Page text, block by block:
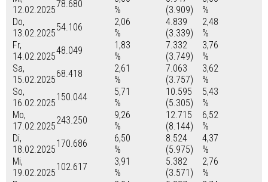
12.02.2025
78.680
%
(3.909)
%
Do,
13.02.2025
54.106
2,06
%
4.839
(3.339)
2,48
%
Fr,
14.02.2025
48.049
1,83
%
7.332
(3.749)
3,76
%
Sa,
15.02.2025
68.418
2,61
%
7.063
(3.757)
3,62
%
So,
16.02.2025
150.044
5,71
%
10.595
(5.305)
5,43
%
Mo,
17.02.2025
243.250
9,26
%
12.715
(8.144)
6,52
%
Di,
18.02.2025
170.686
6,50
%
8.524
(5.975)
4,37
%
Mi,
19.02.2025
102.617
3,91
%
5.382
(3.571)
2,76
%